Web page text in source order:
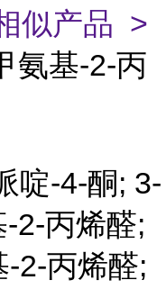
似产品 >
氨基-2-丙
啶-4-酮; 3-
2-丙烯醛;
2-丙烯醛;